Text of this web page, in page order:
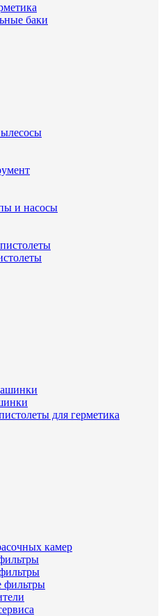
баки
и насосы
для герметика
камер
фильтры